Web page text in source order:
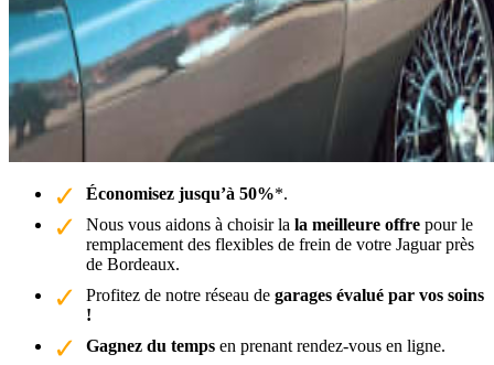
Économisez jusqu’à 50%*.
Nous vous aidons à choisir la la meilleure offre pour le
remplacement des flexibles de frein de votre Jaguar près
de Bordeaux.
Profitez de notre réseau de garages évalué par vos soins
!
Gagnez du temps en prenant rendez-vous en ligne.